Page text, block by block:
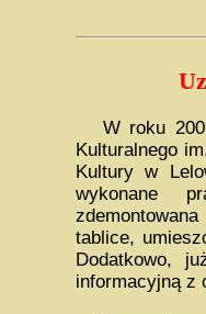
W roku
Kulturalnego
Kultury w
wykonane
tablice,
Dodatkowo,
informacyjną z